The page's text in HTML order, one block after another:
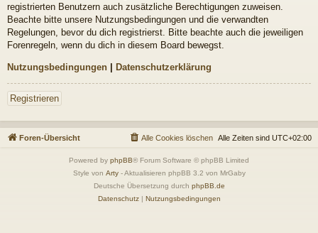
registrierten Benutzern auch zusätzliche Berechtigungen zuweisen.
Beachte bitte unsere Nutzungsbedingungen und die verwandten
Regelungen, bevor du dich registrierst. Bitte beachte auch die jeweiligen
Forenregeln, wenn du dich in diesem Board bewegst.
Nutzungsbedingungen | Datenschutzerklärung
Registrieren
Foren-Übersicht Alle Zeiten sind UTC+02:00
Alle Cookies löschen
Powered by phpBB® Forum Software © phpBB Limited
Style von Arty- Aktualisieren phpBB 3.2 von MrGaby
Deutsche Übersetzung durch phpBB.de
Datenschutz| Nutzungsbedingungen